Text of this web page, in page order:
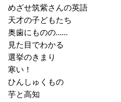
めざせ筑紫さんの英語
天才の子どもたち
奥歯にものの……
見た目でわかる
選挙のきまり
寒い！
ひんしゅくもの
芋と高知